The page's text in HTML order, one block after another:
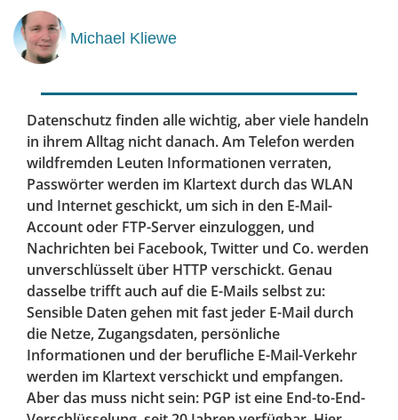
Michael Kliewe
Datenschutz finden alle wichtig, aber viele handeln
in ihrem Alltag nicht danach. Am Telefon werden
wildfremden Leuten Informationen verraten,
Passwörter werden im Klartext durch das WLAN
und Internet geschickt, um sich in den E-Mail-
Account oder FTP-Server einzuloggen, und
Nachrichten bei Facebook, Twitter und Co. werden
unverschlüsselt über HTTP verschickt. Genau
dasselbe trifft auch auf die E-Mails selbst zu:
Sensible Daten gehen mit fast jeder E-Mail durch
die Netze, Zugangsdaten, persönliche
Informationen und der berufliche E-Mail-Verkehr
werden im Klartext verschickt und empfangen.
Aber das muss nicht sein: PGP ist eine End-to-End-